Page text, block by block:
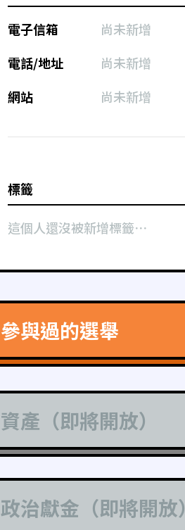
電子信箱
尚未新增
電話/地址
尚未新增
網站
尚未新增
標籤
這個人還沒被新增標籤⋯
參與過的選舉
資產（即將開放）
政治獻金（即將開放）